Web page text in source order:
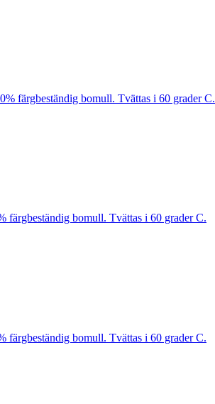
färgbeständig bomull. Tvättas i 60 grader C.
färgbeständig bomull. Tvättas i 60 grader C.
färgbeständig bomull. Tvättas i 60 grader C.